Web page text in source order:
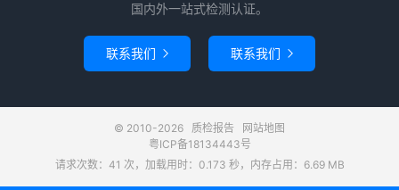
国内外一站式检测认证。
联系我们  联系我们 
© 2010-2026 质检报告
网站地图
粤ICP备18134443号
请求次数：41 次，加载用时：0.173 秒，内存占用：6.69 MB